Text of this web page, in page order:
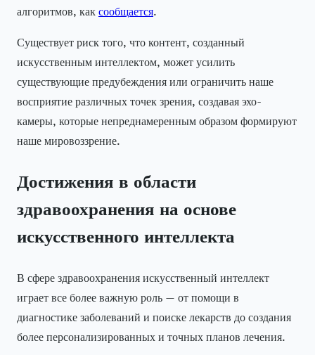
алгоритмов, как сообщается.
Существует риск того, что контент, созданный
искусственным интеллектом, может усилить
существующие предубеждения или ограничить наше
восприятие различных точек зрения, создавая эхо-
камеры, которые непреднамеренным образом формируют
наше мировоззрение.
Достижения в области
здравоохранения на основе
искусственного интеллекта
В сфере здравоохранения искусственный интеллект
играет все более важную роль — от помощи в
диагностике заболеваний и поиске лекарств до создания
более персонализированных и точных планов лечения.